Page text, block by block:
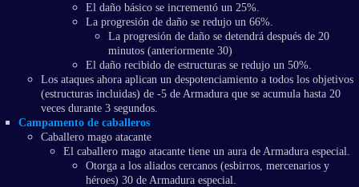
El daño básico se incrementó un 25%.
La progresión de daño se redujo un 66%.
La progresión de daño se detendrá después de 20
minutos (anteriormente 30)
El daño recibido de estructuras se redujo un 50%.
Los ataques ahora aplican un despotenciamiento a todos los objetivos
(estructuras incluidas) de -5 de Armadura que se acumula hasta 20
veces durante 3 segundos.
Campamento de caballeros
Caballero mago atacante
El caballero mago atacante tiene un aura de Armadura especial.
Otorga a los aliados cercanos (esbirros, mercenarios y
héroes) 30 de Armadura especial.